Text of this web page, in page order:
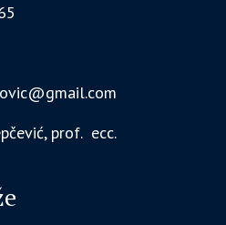
prof. ecc.